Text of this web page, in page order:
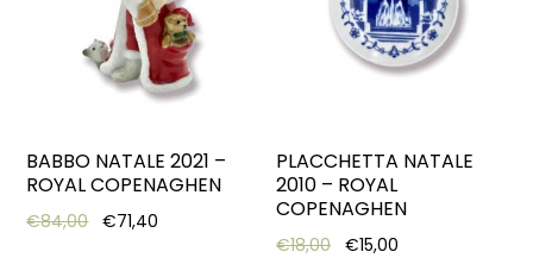
BABBO NATALE 2021 –
ROYAL COPENAGHEN
€84,00 Original price was: €84,00.
€71,40 Current price is: €71,40.
PLACCHETTA NATALE
2010 – ROYAL
COPENAGHEN
€18,00 Original price was:
€15,00